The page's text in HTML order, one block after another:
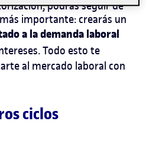
podrás seguir de
importante: crearás un
a la demanda laboral
Todo esto te
al mercado laboral con
ciclos